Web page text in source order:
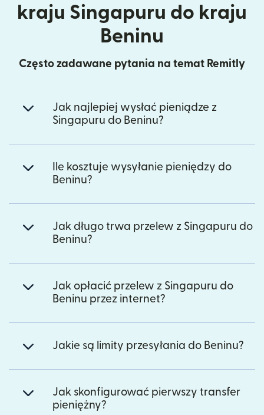
kraju Singapuru do kraju
Beninu
Często zadawane pytania na temat Remitly
Jak najlepiej wysłać pieniądze z
Singapuru do Beninu?
Ile kosztuje wysyłanie pieniędzy do
Beninu?
Jak długo trwa przelew z Singapuru do
Beninu?
Jak opłacić przelew z Singapuru do
Beninu przez internet?
Jakie są limity przesyłania do Beninu?
Jak skonfigurować pierwszy transfer
pieniężny?